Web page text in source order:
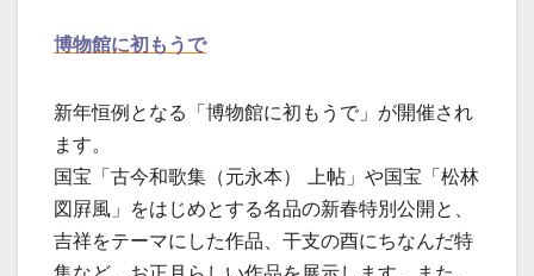
博物館に初もうで
新年恒例となる「博物館に初もうで」が開催され
ます。
国宝「古今和歌集（元永本） 上帖」や国宝「松林
図屛風」をはじめとする名品の新春特別公開と、
吉祥をテーマにした作品、干支の酉にちなんだ特